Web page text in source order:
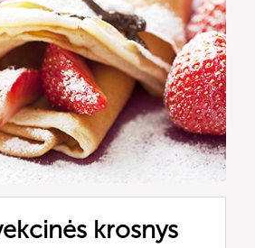
krosnys